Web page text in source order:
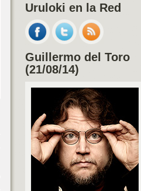
Uruloki en la Red
Guillermo del Toro
(21/08/14)